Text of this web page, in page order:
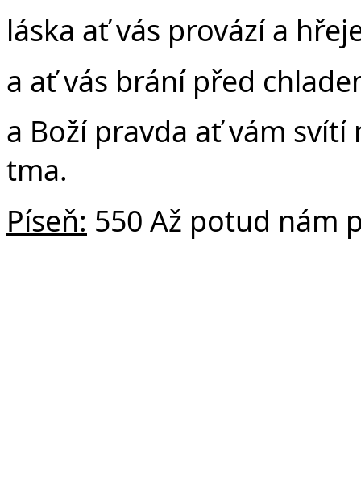
láska ať vás provází a
a ať vás brání před
a Boží pravda ať vám
tma.
Píseň: 550 Až potud nám